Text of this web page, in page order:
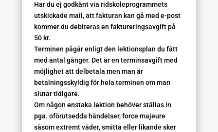
Har du ej godkänt via ridskoleprogrammets
utskickade mail, att fakturan kan gå med e-post
kommer du debiteras en faktureringsavgift på
50 kr.
Terminen pågår enligt den lektionsplan du fått
med antal gånger. Det är en terminsavgift med
möjlighet att delbetala men man är
betalningsskyldig för hela terminen om man
slutar tidigare.
Om någon enstaka lektion behöver ställas in
pga. oförutsedda händelser, force majeure
såsom extremt väder, smitta eller likande sker